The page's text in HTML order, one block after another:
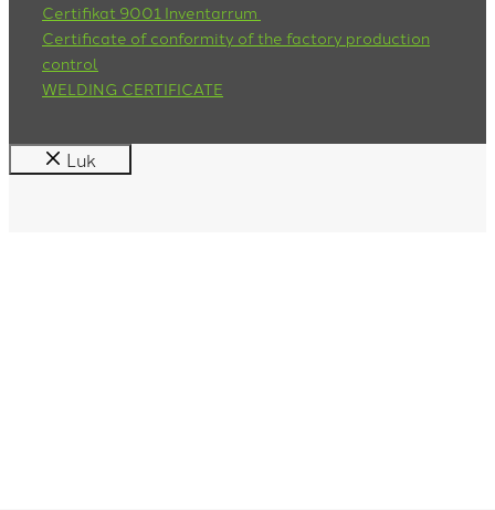
Certifikat 9001 Inventarrum
Certificate of conformity of the factory production
control
WELDING CERTIFICATE
Luk